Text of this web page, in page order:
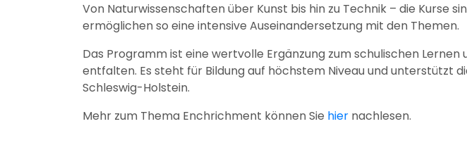
Von Naturwissenschaften über Kunst bis hin zu Technik – die Kurse
ermöglichen so eine intensive Auseinandersetzung mit den Themen.
Das Programm ist eine wertvolle Ergänzung zum schulischen
entfalten. Es steht für Bildung auf höchstem Niveau und unterstützt
Schleswig-Holstein.
Mehr zum Thema Enchrichment können Sie hier nachlesen.